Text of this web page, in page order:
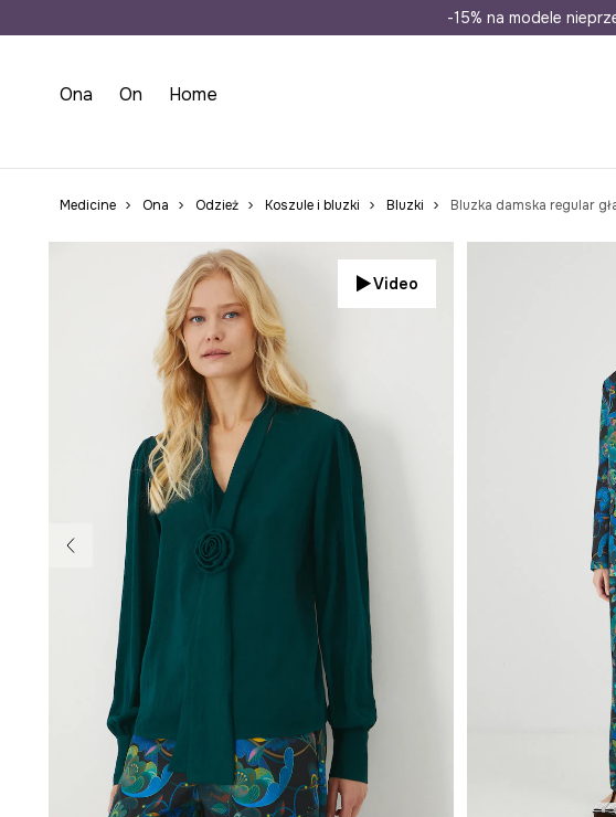
Wysyłka nawet w 24h
-15% na modele
Ona On Home
Medicine Ona Odzież Koszule i bluzki Bluzki Bluzka damska regular
Video